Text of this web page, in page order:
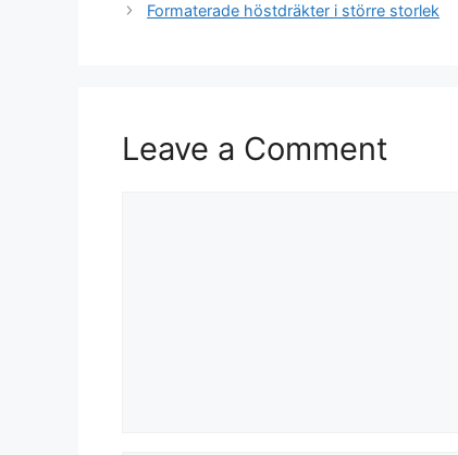
Formaterade höstdräkter i större storlek
Leave a Comment